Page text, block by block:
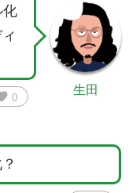
化
0
生田